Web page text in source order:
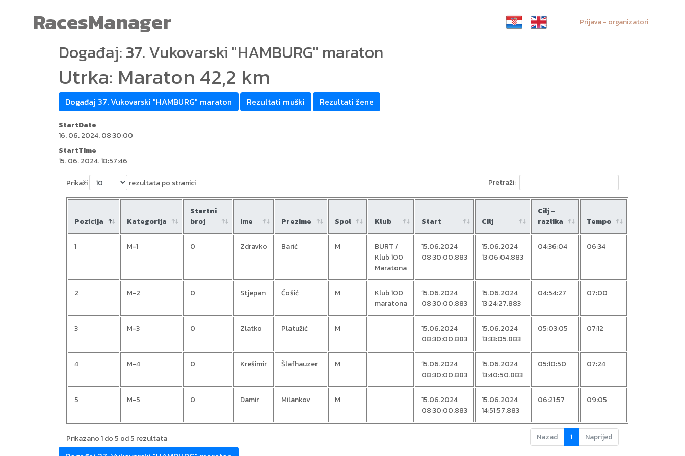
RacesManager Prijava - organizatori
Događaj: 37. Vukovarski "HAMBURG" maraton
Utrka: Maraton 42,2 km
Događaj 37. Vukovarski "HAMBURG" maraton Rezultati muški Rezultati žene
StartDate
16. 06. 2024. 08:30:00
StartTime
15. 06. 2024. 18:57:46
Prikaži rezultata po stranici Pretraži:
Pozicija Kategorija
Startni
broj
Ime Prezime Spol Klub Start Cilj
Cilj -
razlika
Tempo
1 M-1 0 Zdravko Barić M
BURT /
Klub 100
Maratona
15.06.2024
08:30:00.883
15.06.2024
13:06:04.883
04:36:04 06:34
2 M-2 0 Stjepan Čošić M
Klub 100
maratona
15.06.2024
08:30:00.883
15.06.2024
13:24:27.883
04:54:27 07:00
3 M-3 0 Zlatko Platužić M
15.06.2024
08:30:00.883
15.06.2024
13:33:05.883
05:03:05 07:12
4 M-4 0 Krešimir Šlafhauzer M
15.06.2024
08:30:00.883
15.06.2024
13:40:50.883
05:10:50 07:24
5 M-5 0 Damir Milankov M
15.06.2024
08:30:00.883
15.06.2024
14:51:57.883
06:21:57 09:05
Prikazano 1 do 5 od 5 rezultata Nazad 1 Naprijed